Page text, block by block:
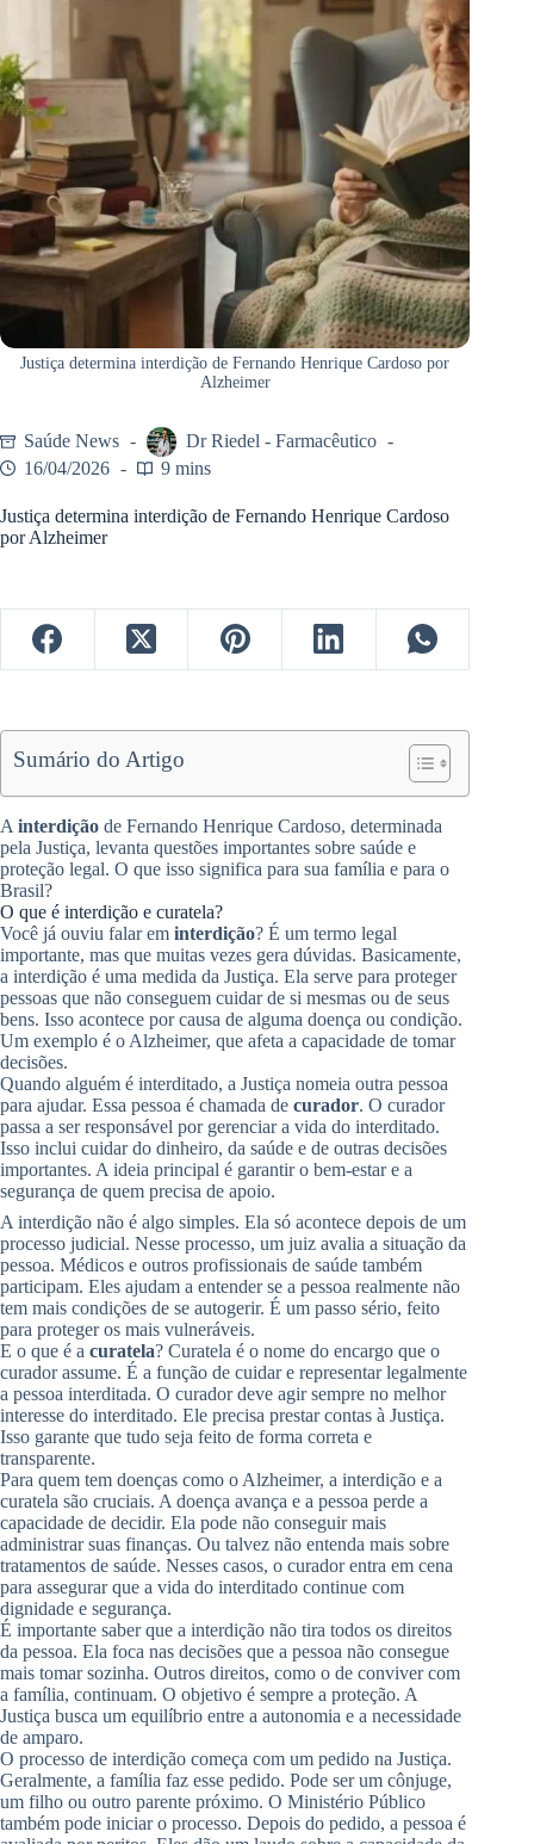
Justiça determina interdição de Fernando Henrique Cardoso por
Alzheimer
Saúde News
Dr Riedel - Farmacêutico
16/04/2026
9 mins
Justiça determina interdição de Fernando Henrique Cardoso
por Alzheimer
Sumário do Artigo
A interdição de Fernando Henrique Cardoso, determinada
pela Justiça, levanta questões importantes sobre saúde e
proteção legal. O que isso significa para sua família e para o
Brasil?
O que é interdição e curatela?
Você já ouviu falar em interdição? É um termo legal
importante, mas que muitas vezes gera dúvidas. Basicamente,
a interdição é uma medida da Justiça. Ela serve para proteger
pessoas que não conseguem cuidar de si mesmas ou de seus
bens. Isso acontece por causa de alguma doença ou condição.
Um exemplo é o Alzheimer, que afeta a capacidade de tomar
decisões.
Quando alguém é interditado, a Justiça nomeia outra pessoa
para ajudar. Essa pessoa é chamada de curador. O curador
passa a ser responsável por gerenciar a vida do interditado.
Isso inclui cuidar do dinheiro, da saúde e de outras decisões
importantes. A ideia principal é garantir o bem-estar e a
segurança de quem precisa de apoio.
A interdição não é algo simples. Ela só acontece depois de um
processo judicial. Nesse processo, um juiz avalia a situação da
pessoa. Médicos e outros profissionais de saúde também
participam. Eles ajudam a entender se a pessoa realmente não
tem mais condições de se autogerir. É um passo sério, feito
para proteger os mais vulneráveis.
E o que é a curatela? Curatela é o nome do encargo que o
curador assume. É a função de cuidar e representar legalmente
a pessoa interditada. O curador deve agir sempre no melhor
interesse do interditado. Ele precisa prestar contas à Justiça.
Isso garante que tudo seja feito de forma correta e
transparente.
Para quem tem doenças como o Alzheimer, a interdição e a
curatela são cruciais. A doença avança e a pessoa perde a
capacidade de decidir. Ela pode não conseguir mais
administrar suas finanças. Ou talvez não entenda mais sobre
tratamentos de saúde. Nesses casos, o curador entra em cena
para assegurar que a vida do interditado continue com
dignidade e segurança.
É importante saber que a interdição não tira todos os direitos
da pessoa. Ela foca nas decisões que a pessoa não consegue
mais tomar sozinha. Outros direitos, como o de conviver com
a família, continuam. O objetivo é sempre a proteção. A
Justiça busca um equilíbrio entre a autonomia e a necessidade
de amparo.
O processo de interdição começa com um pedido na Justiça.
Geralmente, a família faz esse pedido. Pode ser um cônjuge,
um filho ou outro parente próximo. O Ministério Público
também pode iniciar o processo. Depois do pedido, a pessoa é